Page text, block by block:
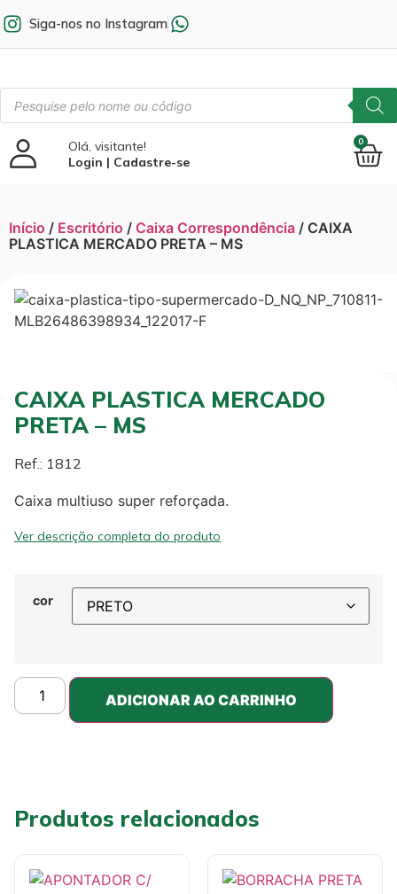
Siga-nos no Instagram
Olá, visitante!
Login | Cadastre-se
0
Início / Escritório / Caixa Correspondência / CAIXA
PLASTICA MERCADO PRETA – MS
CAIXA PLASTICA MERCADO
PRETA – MS
Ref.: 1812
Caixa multiuso super reforçada.
Ver descrição completa do produto
cor
ADICIONAR AO CARRINHO
Produtos relacionados